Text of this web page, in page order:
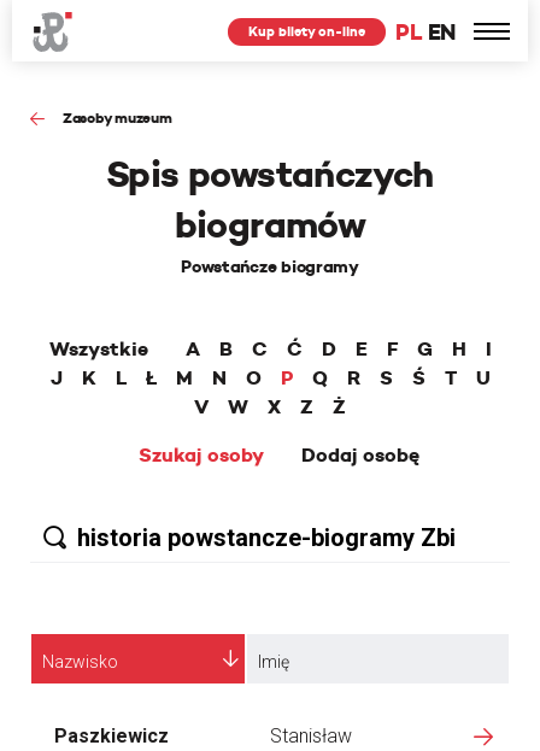
PL EN
Kup bilety on-line
Zasoby muzeum
Spis powstańczych
biogramów
Powstańcze biogramy
Wszystkie A B C Ć D E F G H
I
J
K L Ł M N O P Q R S Ś T
U
V
W X Z
Ż
Szukaj osoby
Dodaj osobę
Nazwisko Imię
Paszkiewicz Stanisław